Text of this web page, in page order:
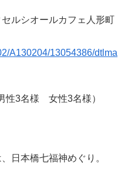
ルシオールカフェ人形町
A130204/13054386/dtlma
性3名様 女性3名様）
日本橋七福神めぐり。